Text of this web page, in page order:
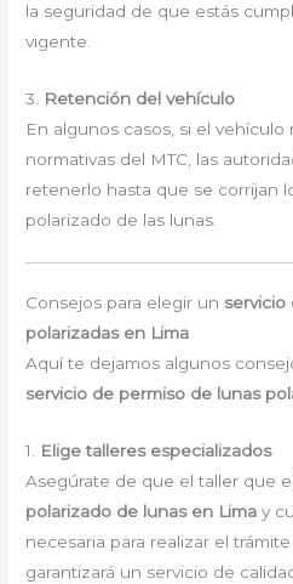
la seguridad de que estás
vigente.
3.
Retención del vehículo
En algunos casos, si el
normativas del MTC, las
retenerlo hasta que se corrijan
polarizado de las lunas.
Consejos para elegir un servicio
polarizadas en Lima
Aquí te dejamos algunos
servicio de permiso de lunas
1. Elige talleres especializados
Asegúrate de que el taller que
polarizado de lunas en Lima y
necesaria para realizar el
garantizará un servicio de